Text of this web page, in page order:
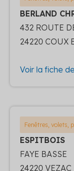
BERLAND
432 ROUTE
24220 COUX
Voir la fiche
Fenêtres, volets,
ESPITBOIS
FAYE BASSE
24220 VEZAC